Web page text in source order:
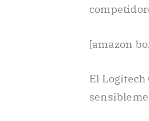
[amazon
El Logitech